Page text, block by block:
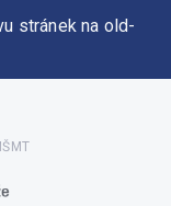
stránek na old-